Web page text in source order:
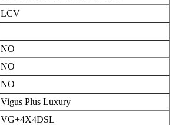
LCV
NO
NO
NO
Vigus Plus Luxury
VG+4X4DSL